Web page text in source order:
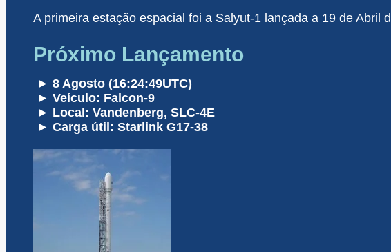
A primeira estação espacial foi a Salyut-1 lançada a 19 de Abril
Próximo Lançamento
► 8 Agosto (16:24:49UTC)
► Veículo: Falcon-9
► Local: Vandenberg, SLC-4E
► Carga útil: Starlink G17-38